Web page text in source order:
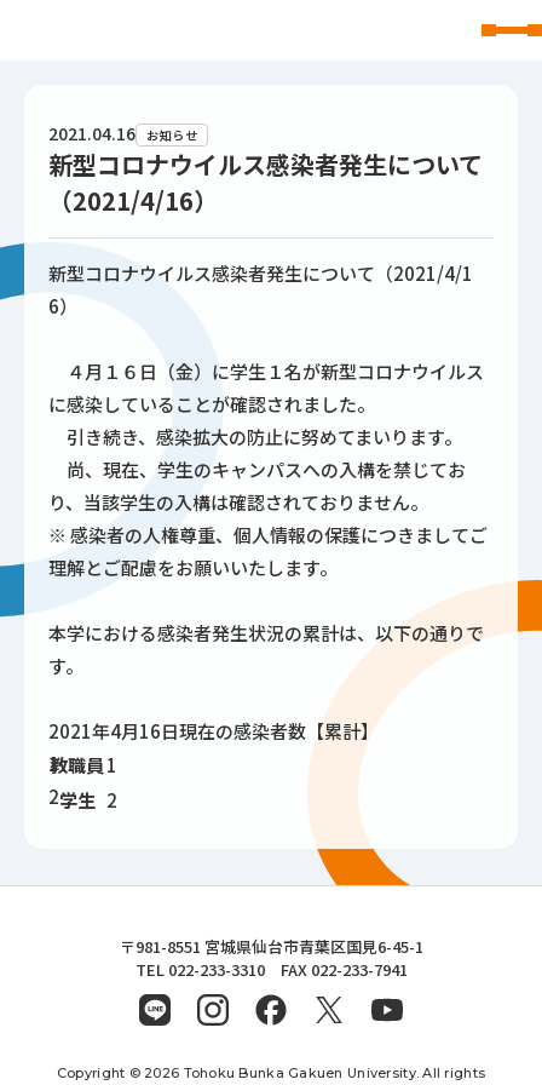
2021.04.16 お知らせ
新型コロナウイルス感染者発生について
（2021/4/16）
新型コロナウイルス感染者発生について（2021/4/1
6）
４月１６日（金）に学生１名が新型コロナウイルス
に感染していることが確認されました。
引き続き、感染拡大の防止に努めてまいります。
尚、現在、学生のキャンパスへの入構を禁じてお
り、当該学生の入構は確認されておりません。
※ 感染者の人権尊重、個人情報の保護につきましてご
理解とご配慮をお願いいたします。
本学における感染者発生状況の累計は、以下の通りで
す。
2021年4月16日現在の感染者数【累計】
教職員1
学生 2
1
2
東北文化学園大学
〒981-8551 宮城県仙台市青葉区国見6-45-1
TEL 022-233-3310 FAX 022-233-7941
Copyright © 2026 Tohoku Bunka Gakuen University. All rights